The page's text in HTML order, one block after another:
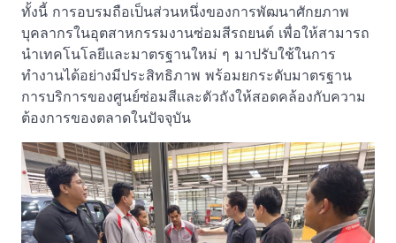
ทั้งนี้ การอบรมถือเป็นส่วนหนึ่งของการพัฒนาศักยภาพ
บุคลากรในอุตสาหกรรมงานซ่อมสีรถยนต์ เพื่อให้สามารถ
นำเทคโนโลยีและมาตรฐานใหม่ ๆ มาปรับใช้ในการ
ทำงานได้อย่างมีประสิทธิภาพ พร้อมยกระดับมาตรฐาน
การบริการของศูนย์ซ่อมสีและตัวถังให้สอดคล้องกับความ
ต้องการของตลาดในปัจจุบัน